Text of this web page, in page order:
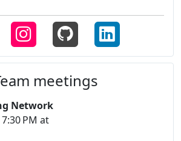
meetings
Network
PM at